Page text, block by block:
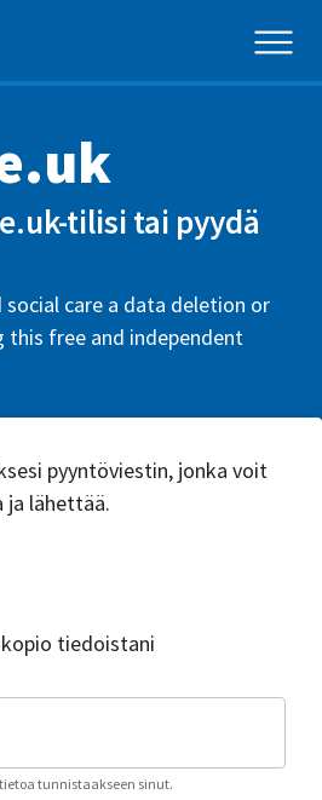
tilisi tai pyydä
social care a data deletion or
this free and independent
pyyntöviestin, jonka voit
ja lähettää.
tiedoistani
tunnistaakseen sinut.